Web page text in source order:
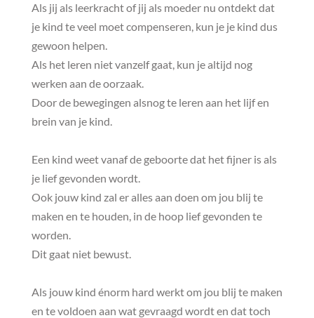
Als jij als leerkracht of jij als moeder nu ontdekt dat
je kind te veel moet compenseren, kun je je kind dus
gewoon helpen.
Als het leren niet vanzelf gaat, kun je altijd nog
werken aan de oorzaak.
Door de bewegingen alsnog te leren aan het lijf en
brein van je kind.
Een kind weet vanaf de geboorte dat het fijner is als
je lief gevonden wordt.
Ook jouw kind zal er alles aan doen om jou blij te
maken en te houden, in de hoop lief gevonden te
worden.
Dit gaat niet bewust.
Als jouw kind énorm hard werkt om jou blij te maken
en te voldoen aan wat gevraagd wordt en dat toch